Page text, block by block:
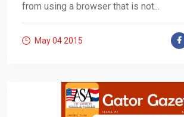
from using a browser that is not...
May 042015